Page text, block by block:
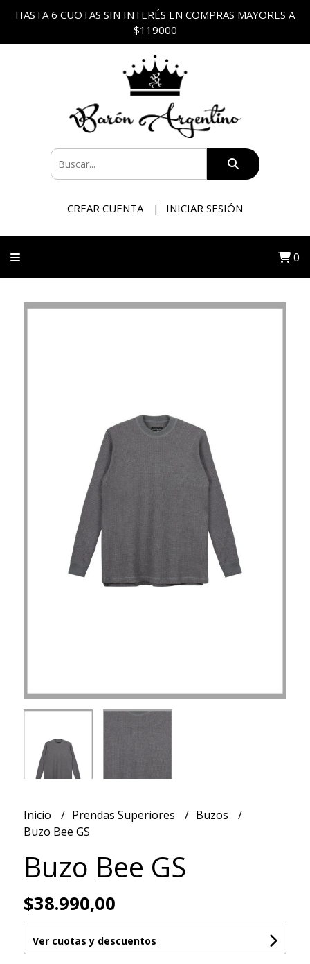
HASTA 6 CUOTAS SIN INTERÉS EN COMPRAS MAYORES A
$119000
CREAR CUENTA INICIAR SESIÓN
0
Inicio Prendas Superiores
Buzos
Buzo Bee GS
Buzo Bee GS
$38.990,00
Ver cuotas y descuentos